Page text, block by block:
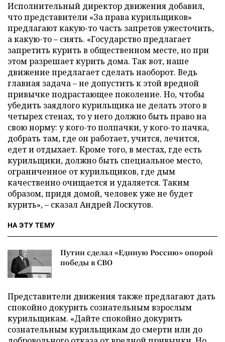
Исполнительный директор движения добавил,
что представители «За права курильщиков»
предлагают какую-то часть запретов ужесточить,
а какую-то– снять. «Государство предлагает
запретить курить в общественном месте, но при
этом разрешает курить дома. Так вот, наше
движение предлагает сделать наоборот. Ведь
главная задача–не допустить к этой вредной
привычке подрастающее поколение. Но, чтобы
убедить заядлого курильщика не делать этого в
четырех стенах, то у него должно быть право на
свою норму: у кого-то полпачки, у кого-то пачка,
добрать там, где он работает, учится, лечится,
едет и отдыхает. Кроме того, в местах, где есть
курильщики, должно быть специальное место,
ограниченное от курильщиков, где дым
качественно очищается и удаляется. Таким
образом, придя домой, человек уже не будет
курить»,– сказал Андрей Лоскутов.
НА ЭТУ ТЕМУ
Путин сделал «Единую Россию» опорой
победы в СВО
Представители движения также предлагают дать
спокойно докурить сознательным взрослым
курильщикам. «Дайте спокойно докурить
сознательным курильщикам до смерти или до